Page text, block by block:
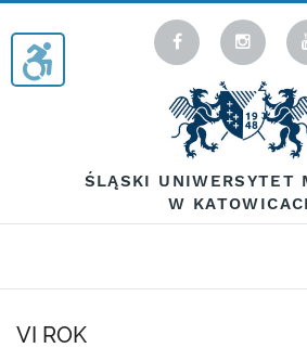
ŚLĄSKI UNIWERSYTET
W
VI ROK